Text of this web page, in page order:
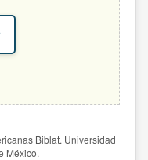
Biblat. Universidad
México.